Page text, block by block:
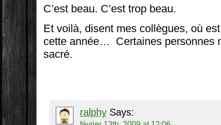
C’est beau. C’est trop beau.
Et voilà, disent mes collègues, où
cette année… Certaines personnes
sacré.
ralphySays: